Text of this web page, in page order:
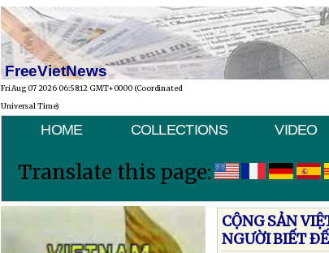
FreeVietNews
Fri Aug 07 2026 06:58:12 GMT+0000 (Coordinated
Universal Time)
HOME COLLECTIONS VIDEO
Translate this page:
CỘNG SẢN
NGƯỜI BIẾT